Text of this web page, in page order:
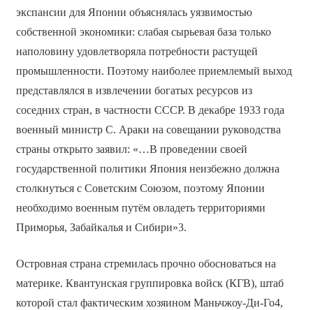
экспансии для Японии объяснялась уязвимостью
собственной экономики: слабая сырьевая база только
наполовину удовлетворяла потребности растущей
промышленности. Поэтому наиболее приемлемый выход
представлялся в извлечении богатых ресурсов из
соседних стран, в частности СССР. В декабре 1933 года
военный министр С. Араки на совещании руководства
страны открыто заявил: «…В проведении своей
государственной политики Япония неизбежно должна
столкнуться с Советским Союзом, поэтому Японии
необходимо военным путём овладеть территориями
Приморья, Забайкалья и Сибири»3.
Островная страна стремилась прочно обосноваться на
материке. Квантунская группировка войск (КГВ), штаб
которой стал фактическим хозяином Маньчжоу-Ди-Го4,